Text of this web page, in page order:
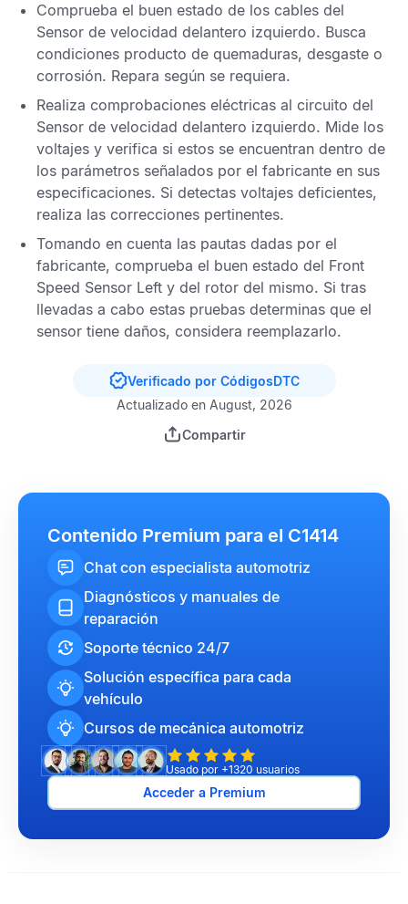
Comprueba el buen estado de los cables del
Sensor de velocidad delantero izquierdo. Busca
condiciones producto de quemaduras, desgaste o
corrosión. Repara según se requiera.
Realiza comprobaciones eléctricas al circuito del
Sensor de velocidad delantero izquierdo. Mide los
voltajes y verifica si estos se encuentran dentro de
los parámetros señalados por el fabricante en sus
especificaciones. Si detectas voltajes deficientes,
realiza las correcciones pertinentes.
Tomando en cuenta las pautas dadas por el
fabricante, comprueba el buen estado del Front
Speed Sensor Left y del rotor del mismo. Si tras
llevadas a cabo estas pruebas determinas que el
sensor tiene daños, considera reemplazarlo.
Verificado por CódigosDTC
Actualizado en August, 2026
Compartir
Contenido Premium para el C1414
Chat con especialista automotriz
Diagnósticos y manuales de
reparación
Soporte técnico 24/7
Solución específica para cada
vehículo
Cursos de mecánica automotriz
Usado por +1320 usuarios
Acceder a Premium